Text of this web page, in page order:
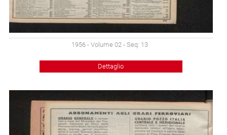
1956 - Volume 02 - Seq: 13
Dettaglio